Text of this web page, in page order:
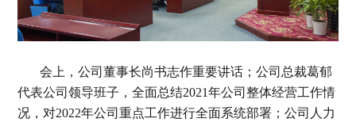
会上，公司董事长尚书志作重要讲话；公司总裁葛郁
代表公司领导班子，全面总结2021年公司整体经营工作情
况，对2022年公司重点工作进行全面系统部署；公司人力